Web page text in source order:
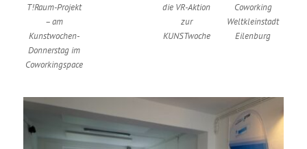
T!Raum-Projekt
– am
Kunstwochen-
Donnerstag im
Coworkingspace
die VR-Aktion
zur
KUNSTwoche
Coworking
Weltkleinstadt
Eilenburg